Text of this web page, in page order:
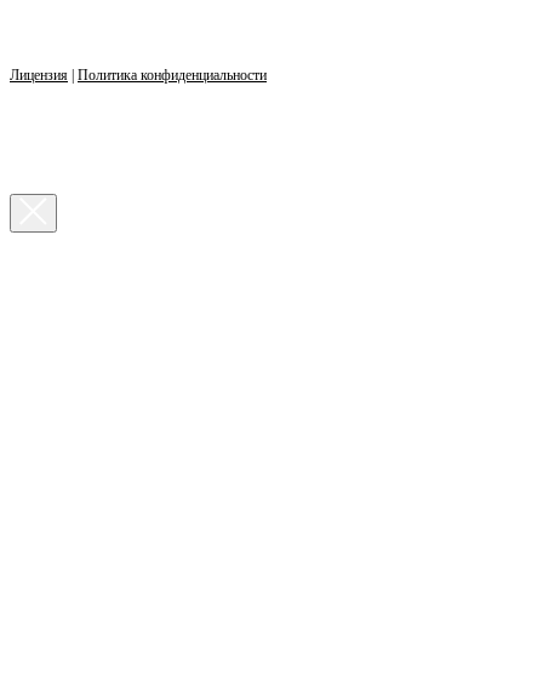
Лицензия | Политика конфиденциальности